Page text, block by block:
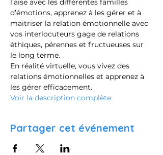
l’aise avec les différentes familles
d’émotions, apprenez à les gérer et à
maitriser la relation émotionnelle avec
vos interlocuteurs gage de relations
éthiques, pérennes et fructueuses sur
le long terme.
En réalité virtuelle, vous vivez des
relations émotionnelles et apprenez à
les gérer efficacement.
Voir la description complète
Partager cet événement